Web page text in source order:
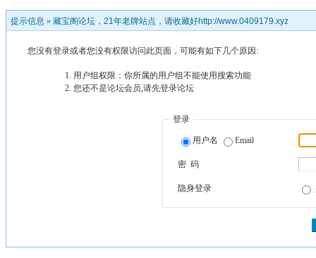
提示信息 » 藏宝阁论坛，21年老牌站点，请收藏好http://www.0409179.xyz
您没有登录或者您没有权限访问此页面，可能有如下几个原因:
用户组权限：你所属的用户组不能使用搜索功能
您还不是论坛会员,请先登录论坛
登录
用户名 Email
密 码
隐身登录